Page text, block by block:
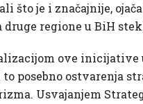
što je i značajnije,
druge regione u BiH
ove
to posebno ostvarenja
Usvajanjem